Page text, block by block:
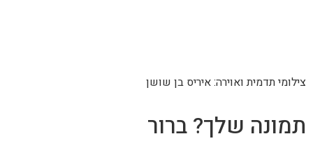
תמונה שלך? ברור
צילומי תדמית ואוירה: איריס בן שושן